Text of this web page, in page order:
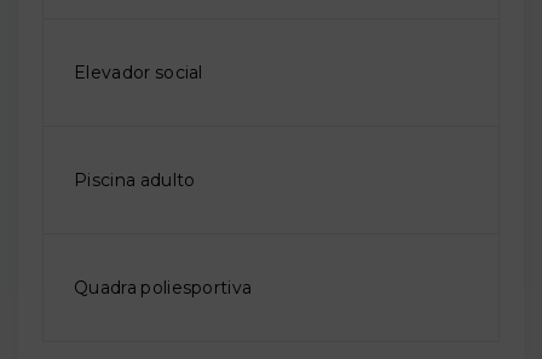
Elevador social
Piscina adulto
Quadra poliesportiva